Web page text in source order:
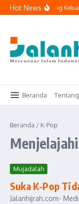
Lewati ke konten
Hot News
Masuk ke Ruang
Beranda Tentang
Beranda / K-Pop
Mujadalah
Suka K-Pop
Jalanhijrah.com-